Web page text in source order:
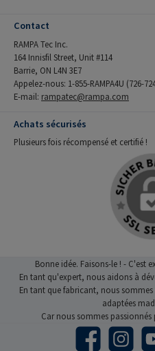
Contact
RAMPA Tec Inc.
164 Innisfil Street, Unit #114
Barrie, ON L4N 3E7
Appelez-nous: 1-855-RAMPA4U (726-
E-mail: rampatec@rampa.com
Achats sécurisés
Plusieurs fois récompensé et certifié !
Bonne idée. Faisons-le ! - C'est
En tant qu'expert, nous aidons à
En tant que fabricant, nous
adaptées
Car nous sommes
Facebook Instagram